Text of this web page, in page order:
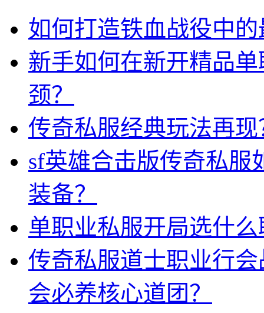
如何打造铁血战役中
新手如何在新开精品
颈？
传奇私服经典玩法再
sf英雄合击版传奇私服
装备？
单职业私服开局选什
传奇私服道士职业行
会必养核心道团？